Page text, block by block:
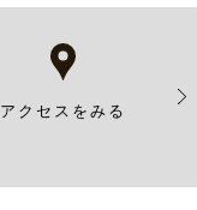
アクセスをみる